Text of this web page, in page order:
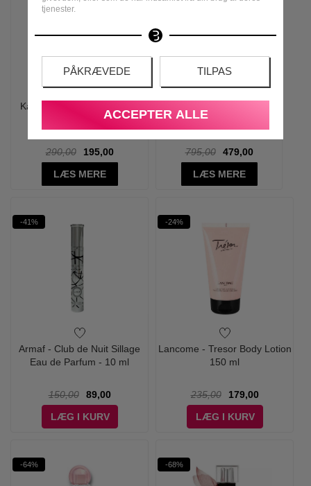
tjenester.
PÅKRÆVEDE TILPAS
ACCEPTER ALLE
Karl Lagerfeld - Fleur D'Iris
Eau de Parfum - 50 ml
290,00
195,00
LÆS MERE
795,00
479,00
LÆS MERE
-41%
Armaf - Club de Nuit Sillage
Eau de Parfum - 10 ml
150,00
89,00
LÆG I KURV
-24%
Lancome - Tresor Body Lotion
150 ml
235,00
179,00
LÆG I KURV
-64% -68%